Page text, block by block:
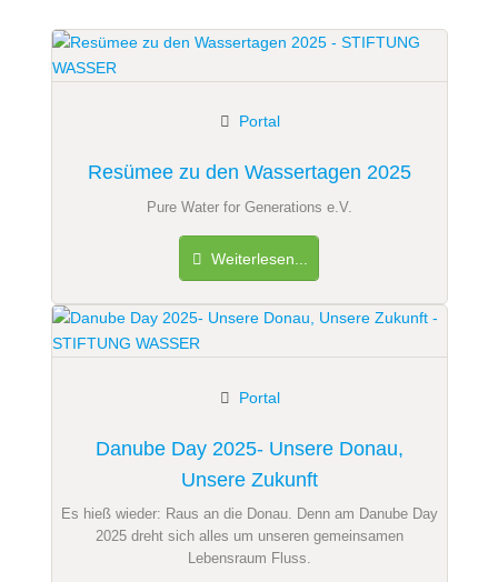
Resümee zu den Wassertagen 2025
Portal
Pure Water for Generations e.V.
Weiterlesen...
Danube Day 2025- Unsere Donau,
Unsere Zukunft
Portal
Es hieß wieder: Raus an die Donau. Denn am Danube Day
2025 dreht sich alles um unseren gemeinsamen
Lebensraum Fluss.